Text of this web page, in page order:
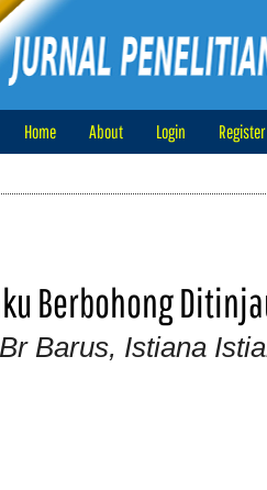
Home About Login Register
Berbohong
Barus, Istiana